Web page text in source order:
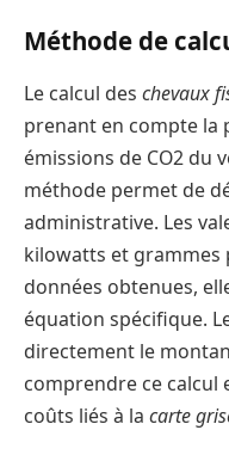
Méthode de
Le calcul des chevaux
prenant en compte la
émissions de CO2 du
méthode permet de
administrative. Les
kilowatts et grammes
données obtenues,
équation spécifique.
directement le
comprendre ce calcul
coûts liés à la carte